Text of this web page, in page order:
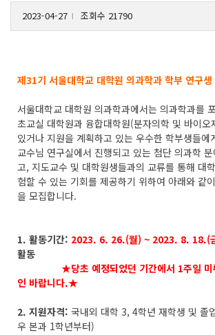
2023-04-27 조회수 21790
제31기 서울대학교 대학원 의과학과 학부 연구생
서울대학교 대학원 의과학과에서는 의과학과를
초교실 대학원과 융합대학원(분자의학 및 바이오
있거나 지원을 계획하고 있는 우수한 학부생들에
교수님 연구실에서 진행되고 있는 첨단 의과학
고, 지도교수 및 대학원생들과의 교류를 통해 대
험할 수 있는 기회를 제공하기 위하여 아래와 같
을 모집합니다.
1. 활동기간: 2023. 6. 26.(월) ~ 2023. 8. 18.(
활동
★당초 예정되었던 기간에서 1주일
인 바랍니다.★
2. 지원자격: 국내외 대학 3, 4학년 재학생 및 졸
우 본과 1학년부터)